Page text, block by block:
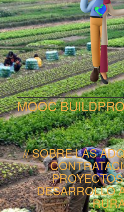
MOOC
SOBRE LAS
DESARROLLO